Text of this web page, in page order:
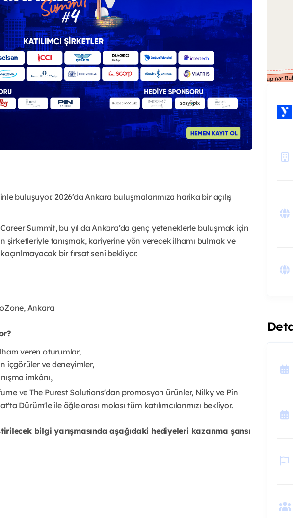
buluşuyor. 2026’da Ankara buluşmalarımıza harika bir açılış
Summit, bu yıl da Ankara’da genç yeteneklerle buluşmak için
şirketleriyle tanışmak, kariyerine yön verecek ilhamı bulmak ve
bir fırsat seni bekliyor.
Ankara
veren oturumlar,
içgörüler ve deneyimler,
imkânı,
ve The Purest Solutions'dan promosyon ürünler, Nilky ve Pin
Dürüm'le ile öğle arası molası tüm katılımcılarımızı bekliyor.
bilgi yarışmasında aşağıdaki hediyeleri kazanma şansı